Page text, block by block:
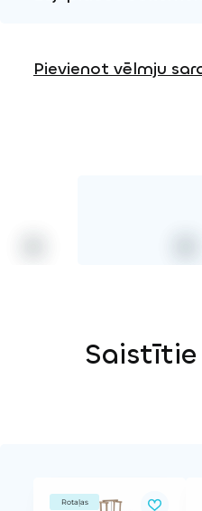
Pievienot vēlmju
Rotaļas